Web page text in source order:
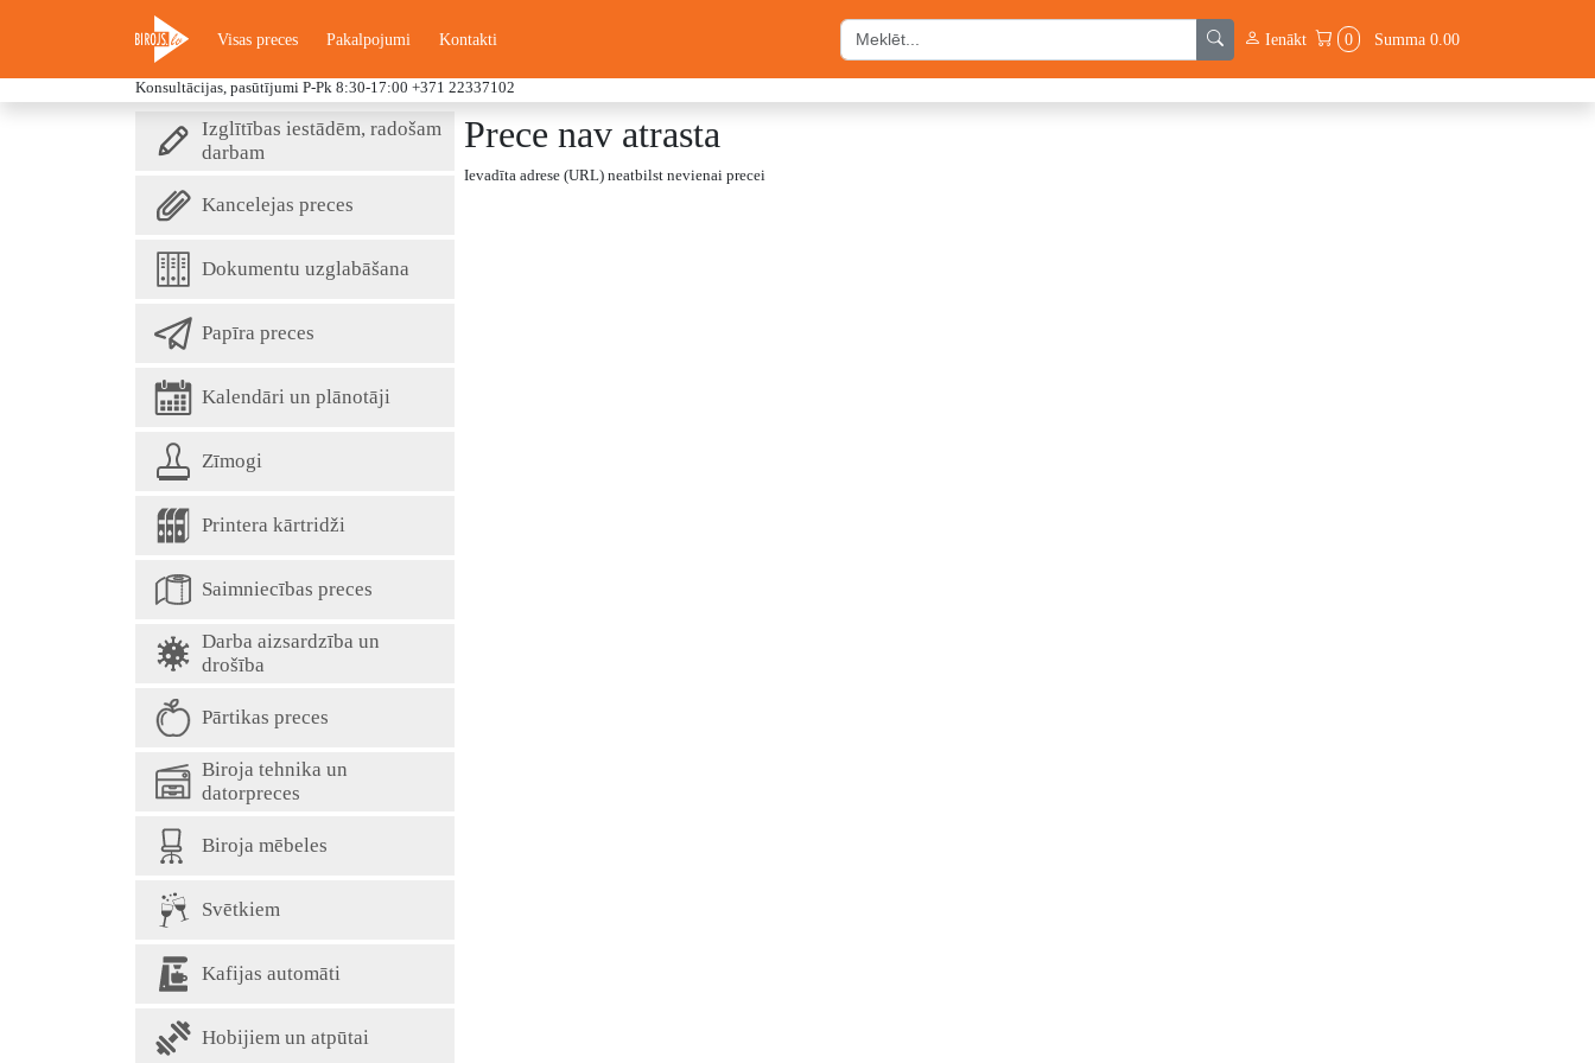
Visas preces Pakalpojumi Kontakti Ienākt 0 Summa 0.00
Konsultācijas, pasūtījumi P-Pk 8:30-17:00 +371 22337102
Izglītības iestādēm, radošam
darbam
Kancelejas preces
Dokumentu uzglabāšana
Papīra preces
Kalendāri un plānotāji
Zīmogi
Printera kārtridži
Saimniecības preces
Darba aizsardzība un
drošība
Pārtikas preces
Biroja tehnika un
datorpreces
Biroja mēbeles
Svētkiem
Kafijas automāti
Hobijiem un atpūtai
Prece nav atrasta
Ievadīta adrese (URL) neatbilst nevienai precei